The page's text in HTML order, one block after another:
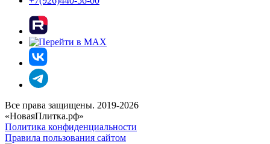
Все права защищены. 2019-2026
«НоваяПлитка.рф»
Политика конфиденциальности
Правила пользования сайтом